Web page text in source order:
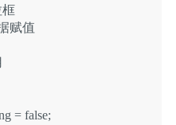
赋值
= false;